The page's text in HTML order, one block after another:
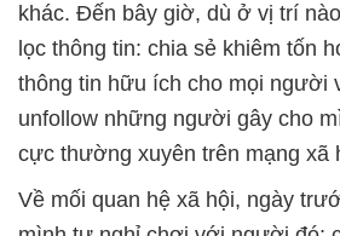
khác. Đến bây giờ, dù ở vị trí
lọc thông tin: chia sẻ khiêm tốn
thông tin hữu ích cho mọi người
unfollow những người gây cho
cực thường xuyên trên mạng xã
Về mối quan hệ xã hội, ngày